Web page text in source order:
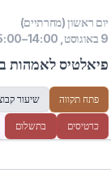
יום ראשון (מחרתיים)
9 באוגוסט, 14:00–15:00
פיאלטיס לאמהות
פתח תקווה שיעור
כרטיסים בתשלום